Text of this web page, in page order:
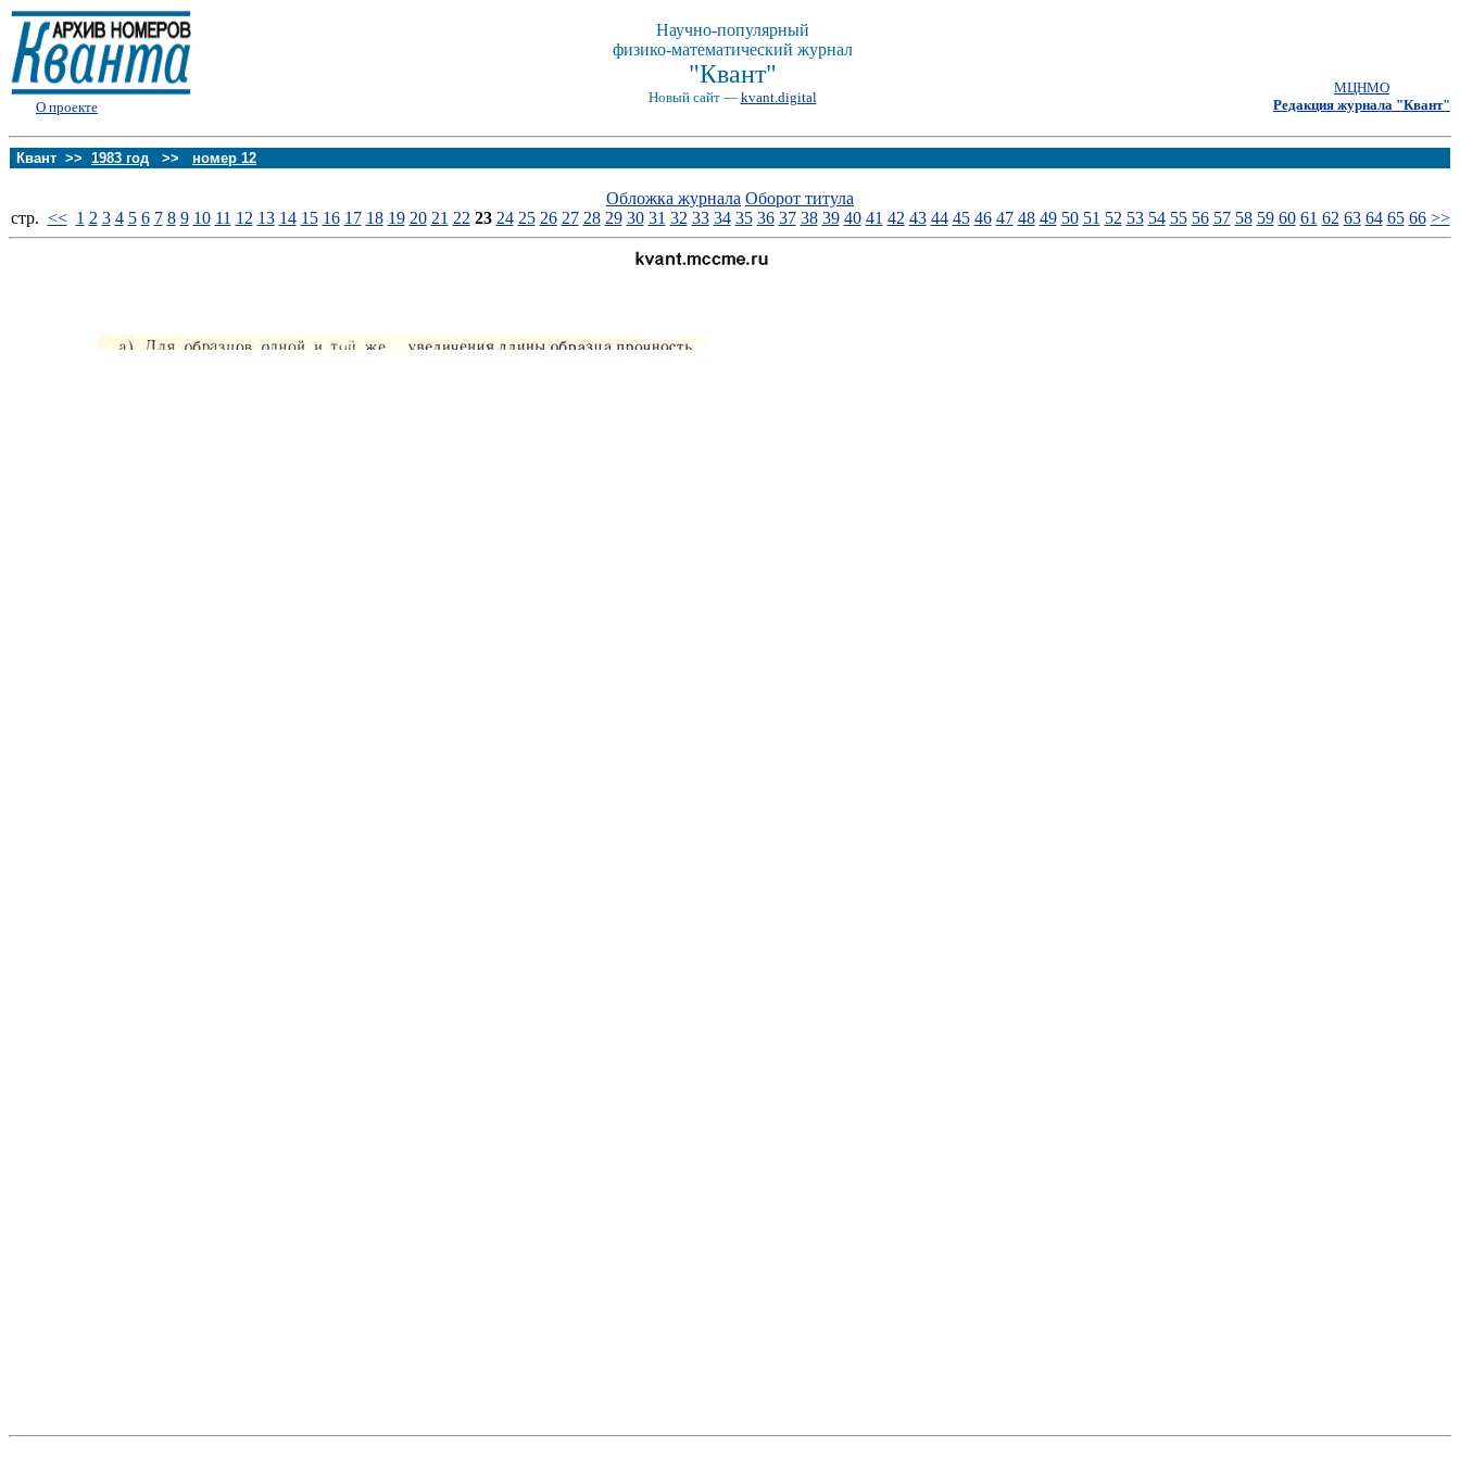
О проекте
Научно-популярный
физико-математический журнал
"Квант"
Новый сайт — kvant.digital
МЦНМО
Редакция журнала "Квант"
Квант >> 1983 год >> номер 12
Обложка журнала Оборот титула
стp. << 1 2 3 4 5 6 7 8 9 10 11 12 13 14 15 16 17 18 19 20 21 22 23 24 25 26 27 28 29 30 31 32 33 34 35 36 37 38 39 40 41 42 43 44 45 46 47 48 49 50 51 52 53 54 55 56 57 58 59 60 61 62 63 64 65 66 >>